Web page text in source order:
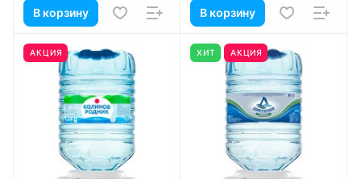
В корзину В корзину
АКЦИЯ ХИТ АКЦИЯ